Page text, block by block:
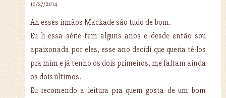
10/27/2014
Ah esses irmãos Mackade são tudo de bom.
Eu li essa série tem alguns anos e desde então sou
apaixonada por eles, esse ano decidi que queria tê-los
pra mim e já tenho os dois primeiros, me faltam ainda
os dois últimos.
Eu recomendo a leitura pra quem gosta de um bom